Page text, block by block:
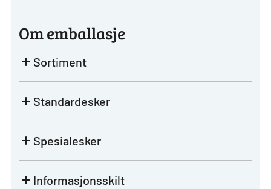
Om emballasje
Sortiment
Standardesker
Spesialesker
Informasjonsskilt